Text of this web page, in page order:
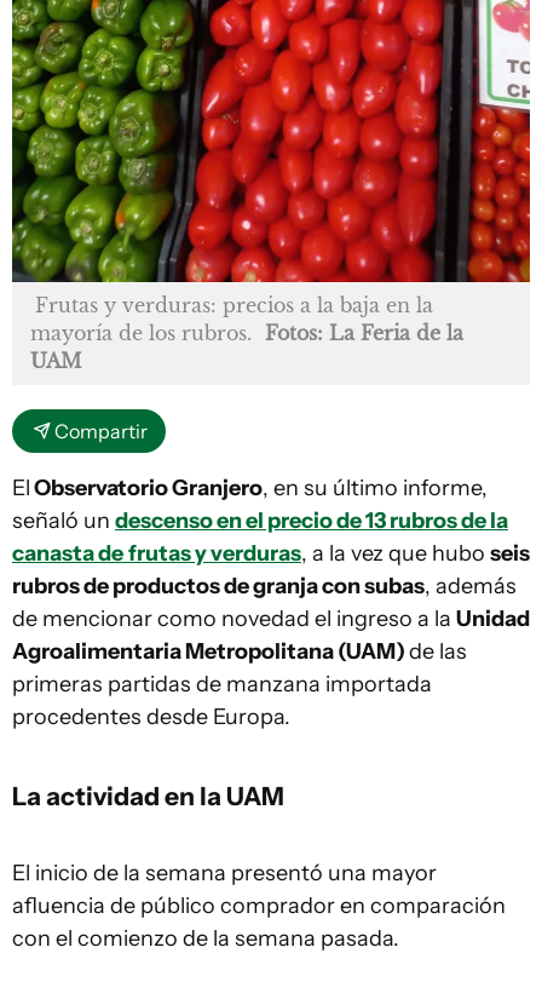
Frutas y verduras: precios a la baja en la
mayoría de los rubros.
Fotos: La Feria de la
UAM
Compartir
ElObservatorio Granjero, en su último informe,
señaló un descenso en el precio de 13 rubros de la
canasta defrutas y verduras, a la vez que hubo seis
rubros de productos de granja con subas, además
de mencionar como novedad el ingreso a la Unidad
Agroalimentaria Metropolitana (UAM)de las
primeras partidas de manzana importada
procedentes desde Europa.
La actividad en la UAM
El inicio de la semana presentó una mayor
afluencia de público comprador en comparación
con el comienzo de la semana pasada.